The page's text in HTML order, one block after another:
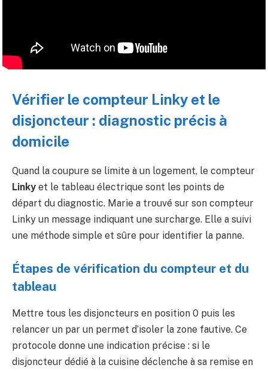
Vérifier le compteur Linky et le
disjoncteur : diagnostic précis à
domicile
Quand la coupure se limite à un logement, le compteur
Linky et le tableau électrique sont les points de
départ du diagnostic. Marie a trouvé sur son compteur
Linky un message indiquant une surcharge. Elle a suivi
une méthode simple et sûre pour identifier la panne.
Étapes de vérification du compteur et du
tableau
Mettre tous les disjoncteurs en position 0 puis les
relancer un par un permet d’isoler la zone fautive. Ce
protocole donne une indication précise : si le
disjoncteur dédié à la cuisine déclenche à sa remise en